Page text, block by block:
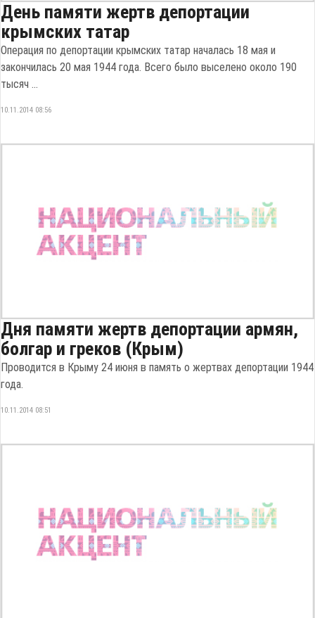
День памяти жертв депортации
крымских татар
Операция по депортации крымских татар началась 18 мая и
закончилась 20 мая 1944 года. Всего было выселено около 190
тысяч ...
10.11.2014 08:56
Дня памяти жертв депортации армян,
болгар и греков (Крым)
Проводится в Крыму 24 июня в память о жертвах депортации 1944
года.
10.11.2014 08:51